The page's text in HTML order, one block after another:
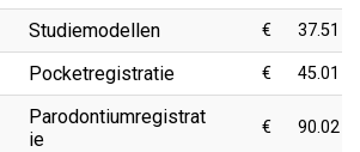
Studiemodellen € 37.51
Pocketregistratie € 45.01
Parodontiumregistrat
ie
€ 90.02